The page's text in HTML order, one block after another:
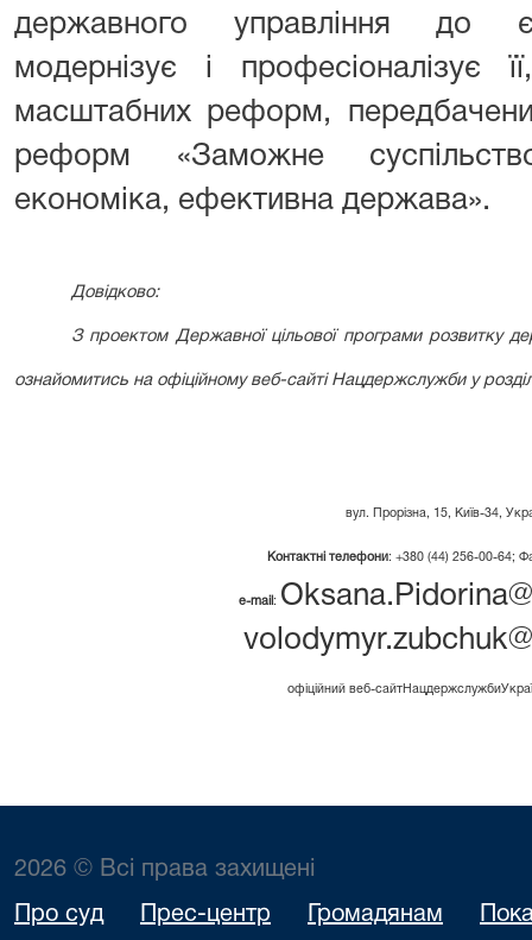
державного управління до
модернізує і професіоналізує
масштабних реформ,
реформ «Заможне
економіка, ефективна держава».
Довідково:
З проектом Державної цільової програми розвитку
ознайомитись на офіційному веб-сайті Нацдержслужби у
вул. Прорізна, 15, Київ-34,
Контактні телефони: +380 (44) 256-00-64;
e-mail :
офіційний веб-сайтНацдержслужби
2026 © Всі права захищені
Про суд Прес-центр Громадянам